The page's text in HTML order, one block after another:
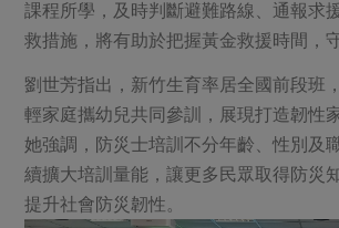
課程所學，及時判斷避難路線、通報求
救措施，將有助於把握黃金救援時間，
劉世芳指出，新竹生育率居全國前段班
輕家庭攜幼兒共同參訓，展現打造韌性
她強調，防災士培訓不分年齡、性別及
續擴大培訓量能，讓更多民眾取得防災
提升社會防災韌性。